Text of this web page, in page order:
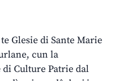
Glesie di Sante Marie
cun la
Culture Patrie dal